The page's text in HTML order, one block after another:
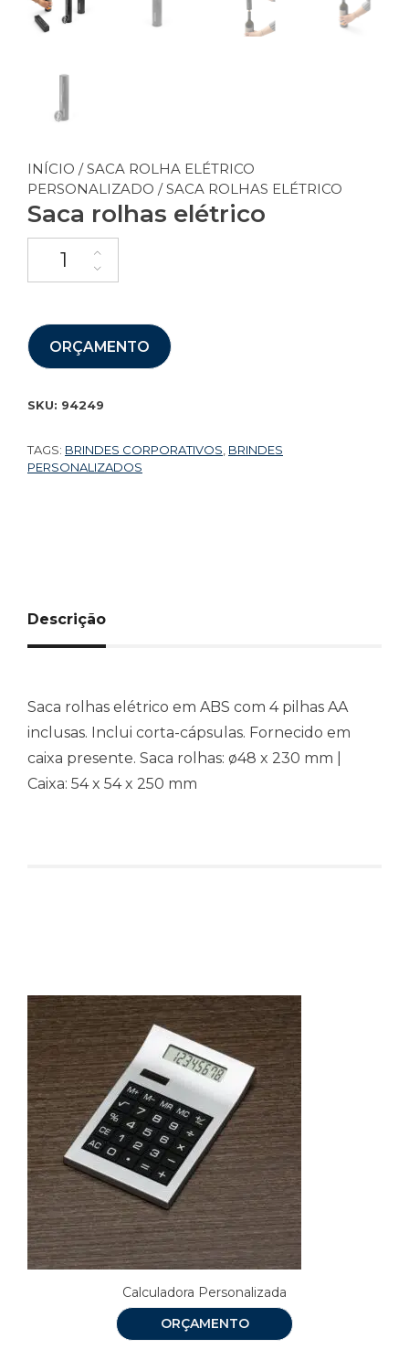
INÍCIO /SACA ROLHA ELÉTRICO
PERSONALIZADO / SACA ROLHAS ELÉTRICO
Saca rolhas elétrico
ORÇAMENTO
SKU: 94249
TAGS: BRINDES CORPORATIVOS BRINDES
PERSONALIZADOS
Descrição
Saca rolhas elétrico em ABS com 4 pilhas AA
inclusas. Inclui corta-cápsulas. Fornecido em
caixa presente. Saca rolhas: ø48 x 230 mm |
Caixa: 54 x 54 x 250 mm
Calculadora Personalizada
ORÇAMENTO